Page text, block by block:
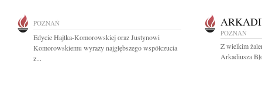
POZNAŃ
Edycie Hajtka-Komorowskiej oraz Justynowi
Komorowskiemu wyrazy najgłębszego współczucia
z...
POZNAŃ
Z wielkim
Arkadiusza